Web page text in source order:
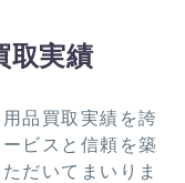
取実績
品買取実績を誇
ビスと信頼を築
だいてまいりま